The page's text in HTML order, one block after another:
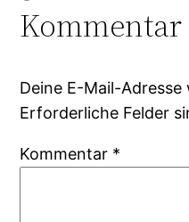
Kommentar
Deine E-Mail-
Erforderliche Felder
Kommentar *